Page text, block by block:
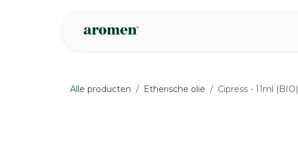
Alle producten Etherische olie Cipress - 11ml (BIO)